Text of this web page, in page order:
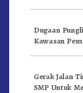
Dugaan
Kawasan
Gerak Jalan
SMP Untuk